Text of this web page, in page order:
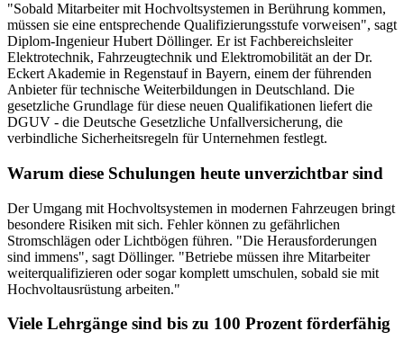
"Sobald Mitarbeiter mit Hochvoltsystemen in Berührung kommen,
müssen sie eine entsprechende Qualifizierungsstufe vorweisen", sagt
Diplom-Ingenieur Hubert Döllinger. Er ist Fachbereichsleiter
Elektrotechnik, Fahrzeugtechnik und Elektromobilität an der Dr.
Eckert Akademie in Regenstauf in Bayern, einem der führenden
Anbieter für technische Weiterbildungen in Deutschland. Die
gesetzliche Grundlage für diese neuen Qualifikationen liefert die
DGUV - die Deutsche Gesetzliche Unfallversicherung, die
verbindliche Sicherheitsregeln für Unternehmen festlegt.
Warum diese Schulungen heute unverzichtbar sind
Der Umgang mit Hochvoltsystemen in modernen Fahrzeugen bringt
besondere Risiken mit sich. Fehler können zu gefährlichen
Stromschlägen oder Lichtbögen führen. "Die Herausforderungen
sind immens", sagt Döllinger. "Betriebe müssen ihre Mitarbeiter
weiterqualifizieren oder sogar komplett umschulen, sobald sie mit
Hochvoltausrüstung arbeiten."
Viele Lehrgänge sind bis zu 100 Prozent förderfähig